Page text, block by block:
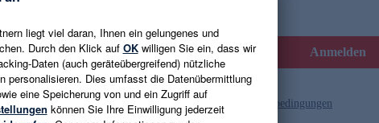
E-Mail-Adresse eingeben Anmelden
Es gelten die Datenschutzrichtlinien und die Gutscheinbedingungen